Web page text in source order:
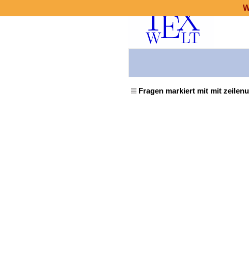
Fragen markiert mit mit